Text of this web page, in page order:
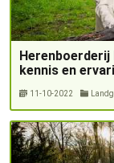
kennis en
11-10-2022